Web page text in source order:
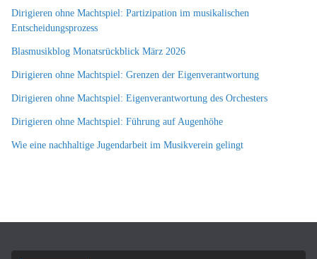
Dirigieren ohne Machtspiel: Partizipation im musikalischen
Entscheidungsprozess
Blasmusikblog Monatsrückblick März 2026
Dirigieren ohne Machtspiel: Grenzen der Eigenverantwortung
Dirigieren ohne Machtspiel: Eigenverantwortung des Orchesters
Dirigieren ohne Machtspiel: Führung auf Augenhöhe
Wie eine nachhaltige Jugendarbeit im Musikverein gelingt